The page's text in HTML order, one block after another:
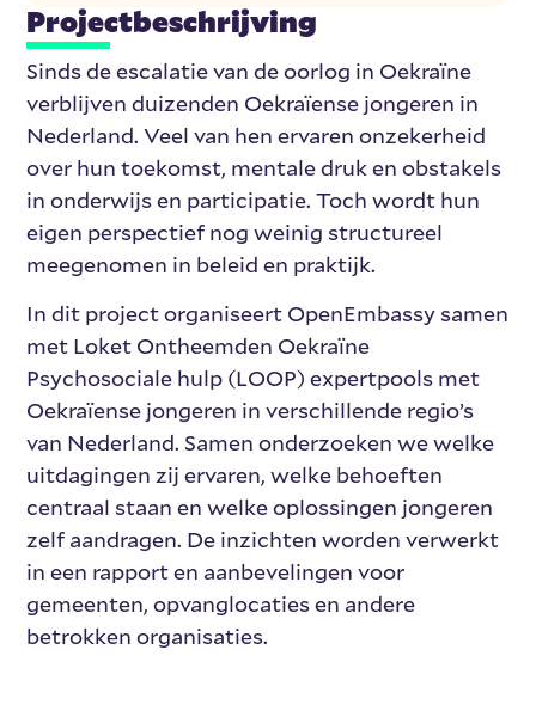
Projectbeschrijving
Sinds de escalatie van de oorlog in Oekraïne
verblijven duizenden Oekraïense jongeren in
Nederland. Veel van hen ervaren onzekerheid
over hun toekomst, mentale druk en obstakels
in onderwijs en participatie. Toch wordt hun
eigen perspectief nog weinig structureel
meegenomen in beleid en praktijk.
In dit project organiseert OpenEmbassy samen
met Loket Ontheemden Oekraïne
Psychosociale hulp (LOOP) expertpools met
Oekraïense jongeren in verschillende regio’s
van Nederland. Samen onderzoeken we welke
uitdagingen zij ervaren, welke behoeften
centraal staan en welke oplossingen jongeren
zelf aandragen. De inzichten worden verwerkt
in een rapport en aanbevelingen voor
gemeenten, opvanglocaties en andere
betrokken organisaties.